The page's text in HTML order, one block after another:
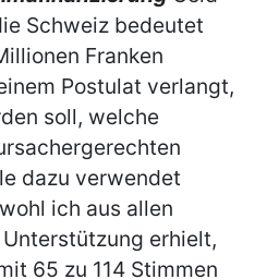
Schweiz bedeutet
Franken
Postulat verlangt,
soll, welche
dazu verwendet
ich aus allen
erhielt,
65 zu 114 Stimmen